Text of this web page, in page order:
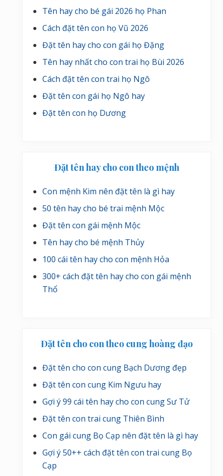
Tên hay cho bé gái 2026 họ Phan
Cách đặt tên con họ Vũ 2026
Đặt tên hay cho con gái họ Đặng
Tên hay nhất cho con trai họ Bùi 2026
Cách đặt tên con trai họ Ngô
Đặt tên con gái họ Ngô hay
Đặt tên con họ Dương
Đặt tên hay cho con theo mệnh
Con mệnh Kim nên đặt tên là gì hay
50 tên hay cho bé trai mệnh Mộc
Đặt tên con gái mệnh Mộc
Tên hay cho bé mệnh Thủy
100 cái tên hay cho con mệnh Hỏa
300+ cách đặt tên hay cho con gái mệnh
Thổ
Đặt tên cho con theo cung hoàng đạo
Đặt tên cho con cung Bạch Dương đẹp
Đặt tên con cung Kim Ngưu hay
Gợi ý 99 cái tên hay cho con cung Sư Tử
Đặt tên con trai cung Thiên Bình
Con gái cung Bọ Cạp nên đặt tên là gì hay
Gợi ý 50++ cách đặt tên con trai cung Bọ
Cạp